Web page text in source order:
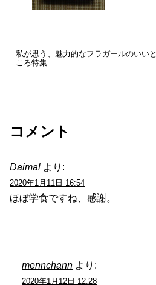
私が思う、魅力的なフラガールのいいと
ころ特集
コメント
Daimal より:
2020年1月11日 16:54
ほぼ学食ですね、感謝。
mennchann より:
2020年1月12日 12:28